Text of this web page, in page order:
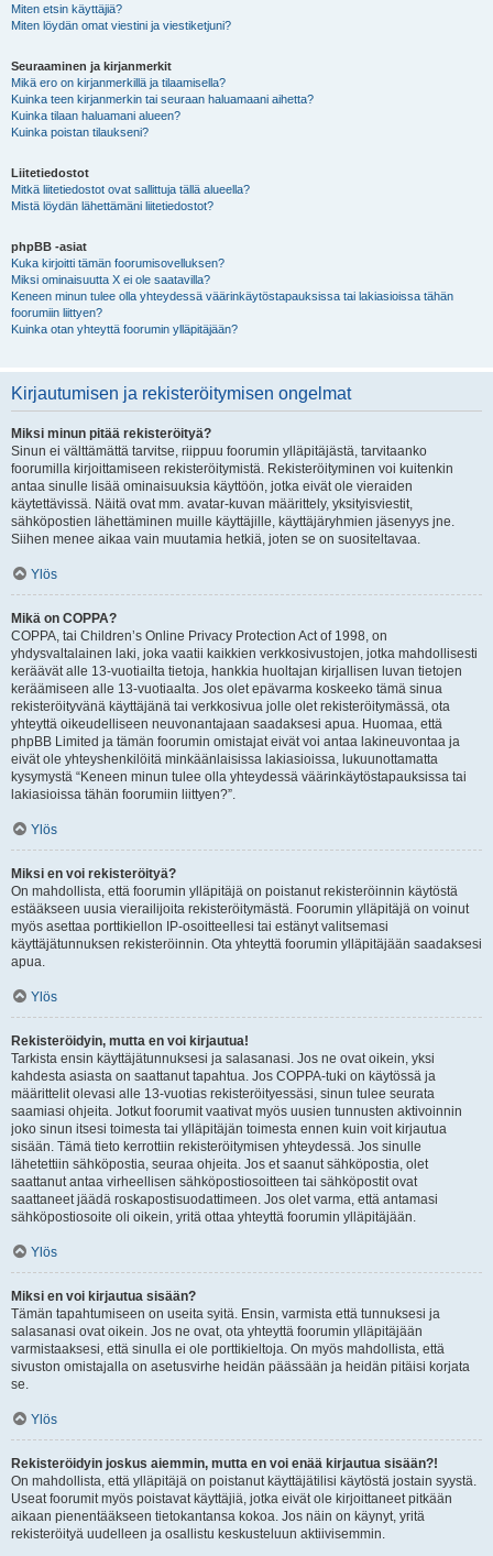
Miten etsin käyttäjiä?
Miten löydän omat viestini ja viestiketjuni?
Seuraaminen ja kirjanmerkit
Mikä ero on kirjanmerkillä ja tilaamisella?
Kuinka teen kirjanmerkin tai seuraan haluamaani aihetta?
Kuinka tilaan haluamani alueen?
Kuinka poistan tilaukseni?
Liitetiedostot
Mitkä liitetiedostot ovat sallittuja tällä alueella?
Mistä löydän lähettämäni liitetiedostot?
phpBB -asiat
Kuka kirjoitti tämän foorumisovelluksen?
Miksi ominaisuutta X ei ole saatavilla?
Keneen minun tulee olla yhteydessä väärinkäytöstapauksissa tai lakiasioissa tähän
foorumiin liittyen?
Kuinka otan yhteyttä foorumin ylläpitäjään?
Kirjautumisen ja rekisteröitymisen ongelmat
Miksi minun pitää rekisteröityä?
Sinun ei välttämättä tarvitse, riippuu foorumin ylläpitäjästä, tarvitaanko
foorumilla kirjoittamiseen rekisteröitymistä. Rekisteröityminen voi kuitenkin
antaa sinulle lisää ominaisuuksia käyttöön, jotka eivät ole vieraiden
käytettävissä. Näitä ovat mm. avatar-kuvan määrittely, yksityisviestit,
sähköpostien lähettäminen muille käyttäjille, käyttäjäryhmien jäsenyys jne.
Siihen menee aikaa vain muutamia hetkiä, joten se on suositeltavaa.
Ylös
Mikä on COPPA?
COPPA, tai Children’s Online Privacy Protection Act of 1998, on
yhdysvaltalainen laki, joka vaatii kaikkien verkkosivustojen, jotka mahdollisesti
keräävät alle 13-vuotiailta tietoja, hankkia huoltajan kirjallisen luvan tietojen
keräämiseen alle 13-vuotiaalta. Jos olet epävarma koskeeko tämä sinua
rekisteröityvänä käyttäjänä tai verkkosivua jolle olet rekisteröitymässä, ota
yhteyttä oikeudelliseen neuvonantajaan saadaksesi apua. Huomaa, että
phpBB Limited ja tämän foorumin omistajat eivät voi antaa lakineuvontaa ja
eivät ole yhteyshenkilöitä minkäänlaisissa lakiasioissa, lukuunottamatta
kysymystä “Keneen minun tulee olla yhteydessä väärinkäytöstapauksissa tai
lakiasioissa tähän foorumiin liittyen?”.
Ylös
Miksi en voi rekisteröityä?
On mahdollista, että foorumin ylläpitäjä on poistanut rekisteröinnin käytöstä
estääkseen uusia vierailijoita rekisteröitymästä. Foorumin ylläpitäjä on voinut
myös asettaa porttikiellon IP-osoitteellesi tai estänyt valitsemasi
käyttäjätunnuksen rekisteröinnin. Ota yhteyttä foorumin ylläpitäjään saadaksesi
apua.
Ylös
Rekisteröidyin, mutta en voi kirjautua!
Tarkista ensin käyttäjätunnuksesi ja salasanasi. Jos ne ovat oikein, yksi
kahdesta asiasta on saattanut tapahtua. Jos COPPA-tuki on käytössä ja
määrittelit olevasi alle 13-vuotias rekisteröityessäsi, sinun tulee seurata
saamiasi ohjeita. Jotkut foorumit vaativat myös uusien tunnusten aktivoinnin
joko sinun itsesi toimesta tai ylläpitäjän toimesta ennen kuin voit kirjautua
sisään. Tämä tieto kerrottiin rekisteröitymisen yhteydessä. Jos sinulle
lähetettiin sähköpostia, seuraa ohjeita. Jos et saanut sähköpostia, olet
saattanut antaa virheellisen sähköpostiosoitteen tai sähköpostit ovat
saattaneet jäädä roskapostisuodattimeen. Jos olet varma, että antamasi
sähköpostiosoite oli oikein, yritä ottaa yhteyttä foorumin ylläpitäjään.
Ylös
Miksi en voi kirjautua sisään?
Tämän tapahtumiseen on useita syitä. Ensin, varmista että tunnuksesi ja
salasanasi ovat oikein. Jos ne ovat, ota yhteyttä foorumin ylläpitäjään
varmistaaksesi, että sinulla ei ole porttikieltoja. On myös mahdollista, että
sivuston omistajalla on asetusvirhe heidän päässään ja heidän pitäisi korjata
se.
Ylös
Rekisteröidyin joskus aiemmin, mutta en voi enää kirjautua sisään?!
On mahdollista, että ylläpitäjä on poistanut käyttäjätilisi käytöstä jostain syystä.
Useat foorumit myös poistavat käyttäjiä, jotka eivät ole kirjoittaneet pitkään
aikaan pienentääkseen tietokantansa kokoa. Jos näin on käynyt, yritä
rekisteröityä uudelleen ja osallistu keskusteluun aktiivisemmin.